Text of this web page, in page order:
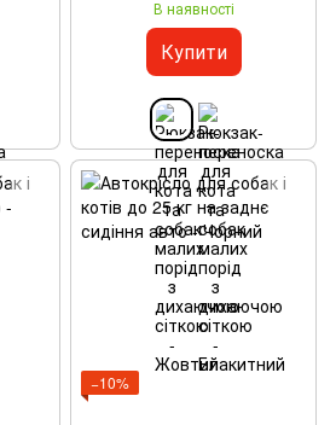
В наявності
Купити
−10%